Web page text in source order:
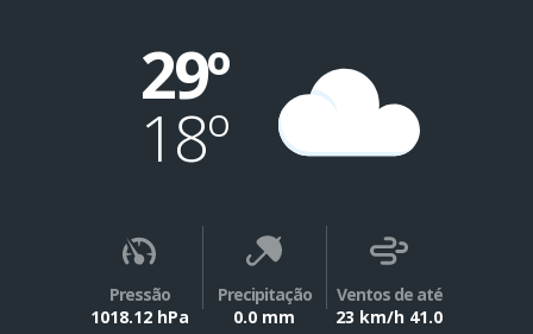
29º
18º
Pressão
1018.12 hPa
Precipitação
0.0 mm
Ventos de até
23 km/h 41.0